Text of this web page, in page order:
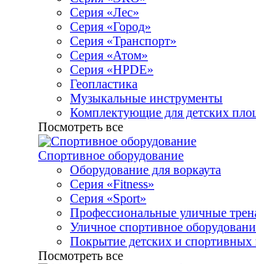
Серия «Лес»
Серия «Город»
Серия «Транспорт»
Серия «Атом»
Серия «HPDE»
Геопластика
Музыкальные инструменты
Комплектующие для детских
Посмотреть все
Спортивное оборудование
Оборудование для воркаута
Серия «Fitness»
Серия «Sport»
Профессиональные уличные
Уличное спортивное
Покрытие детских и
Посмотреть все